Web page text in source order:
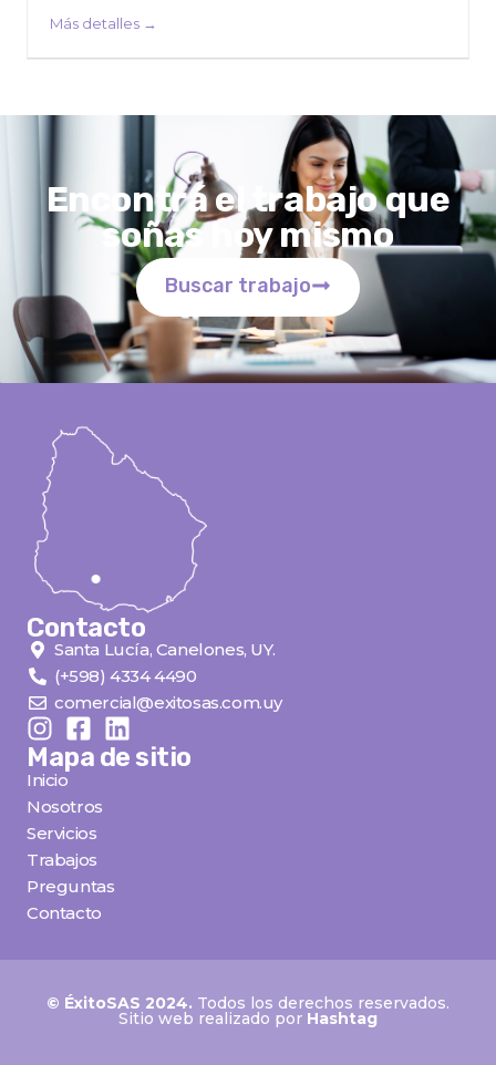
Más detalles
Encontrá el trabajo que
soñas hoy mismo
Buscar trabajo
Contacto
Santa Lucía, Canelones, UY.
(+598) 4334 4490
comercial@exitosas.com.uy
Mapa de sitio
Inicio
Nosotros
Servicios
Trabajos
Preguntas
Contacto
© ÉxitoSAS 2024. Todos los derechos reservados.
Sitio web realizado por Hashtag